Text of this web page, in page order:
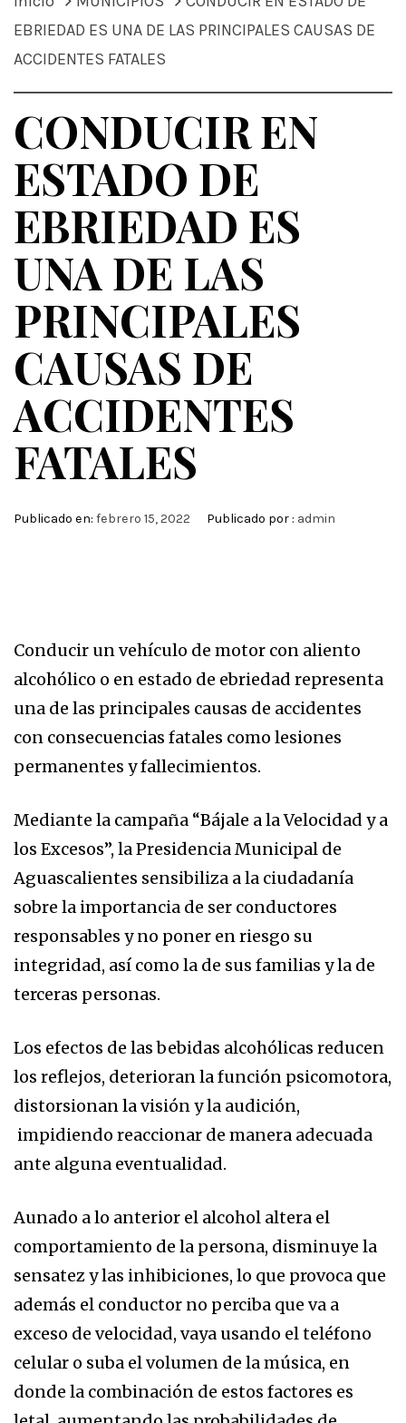
EBRIEDAD ES UNA DE LAS PRINCIPALES CAUSAS DE
ACCIDENTES FATALES
CONDUCIR EN
ESTADO DE
EBRIEDAD ES
UNA DE LAS
PRINCIPALES
CAUSAS DE
ACCIDENTES
FATALES
Publicado en: febrero 15, 2022 Publicado por : admin
Conducir un vehículo de motor con aliento
alcohólico o en estado de ebriedad representa
una de las principales causas de accidentes
con consecuencias fatales como lesiones
permanentes y fallecimientos.
Mediante la campaña “Bájale a la Velocidad y a
los Excesos”, la Presidencia Municipal de
Aguascalientes sensibiliza a la ciudadanía
sobre la importancia de ser conductores
responsables y no poner en riesgo su
integridad, así como la de sus familias y la de
terceras personas.
Los efectos de las bebidas alcohólicas reducen
los reflejos, deterioran la función psicomotora,
distorsionan la visión y la audición,
impidiendo reaccionar de manera adecuada
ante alguna eventualidad.
Aunado a lo anterior el alcohol altera el
comportamiento de la persona, disminuye la
sensatez y las inhibiciones, lo que provoca que
además el conductor no perciba que va a
exceso de velocidad, vaya usando el teléfono
celular o suba el volumen de la música, en
donde la combinación de estos factores es